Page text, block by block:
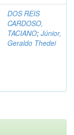
DOS REIS
CARDOSO,
TACIANO; Júnior,
Geraldo Thedei